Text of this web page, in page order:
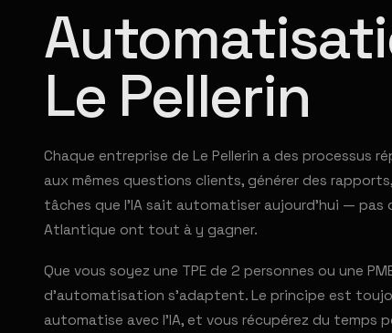
Le Pellerin
Chaque entreprise de Le Pellerin a des
aux mêmes questions clients, générer des
tâches que l'IA sait automatiser aujourd'hui — pas
Atlantique ont tout à y gagner.
Que vous soyez une TPE de 2 personnes ou une
d'automatisation s'adaptent. Le principe est
automatise avec l'IA, et vous récupérez du temps